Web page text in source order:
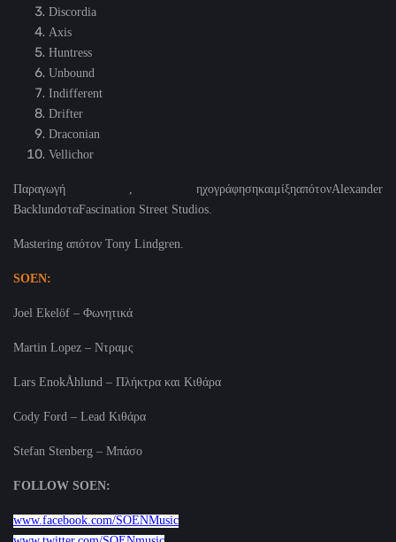
Discordia
Axis
Huntress
Unbound
Indifferent
Drifter
Draconian
Vellichor
Παραγωγή , ηχογράφησηκαιμίξηαπότονAlexander
BacklundσταFascination Street Studios.
Mastering απότον Tony Lindgren.
SOEN:
Joel Ekelöf – Φωνητικά
Martin Lopez – Ντραμς
Lars EnokÅhlund – Πλήκτρα και Κιθάρα
Cody Ford – Lead Κιθάρα
Stefan Stenberg – Μπάσο
FOLLOW SOEN:
www.facebook.com/SOENMusic